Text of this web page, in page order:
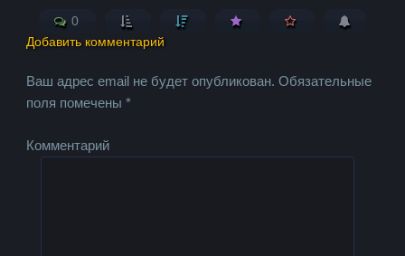
0
Добавить комментарий
Ваш адрес email не будет опубликован. Обязательные
поля помечены*
Комментарий